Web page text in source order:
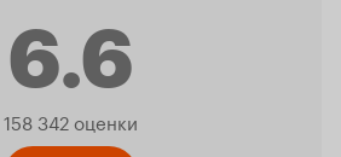
6.6
Рейтинг
158 342 оценки